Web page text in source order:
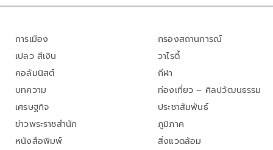
การเมือง
เปลว สีเงิน
คอลัมนิสต์
บทความ
เศรษฐกิจ
ข่าวพระราชสำนัก
หนังสือพิมพ์
กรองสถานการณ์
วาไรตี้
กีฬา
ท่องเที่ยว – ศิลปวัฒนธรรม
ประชาสัมพันธ์
ภูมิภาค
สิ่งแวดล้อม